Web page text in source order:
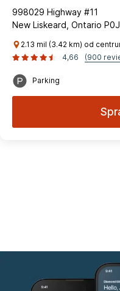
998029 Highway #11
New Liskeard, Ontario
2.13 mil (3.42 km) od
4,66
(900
Parking